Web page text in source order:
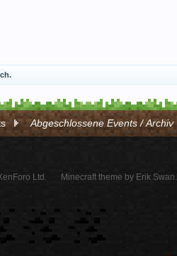
Abgeschlossene Events / Archiv
Ltd.
Minecraft theme by Erik Swan.